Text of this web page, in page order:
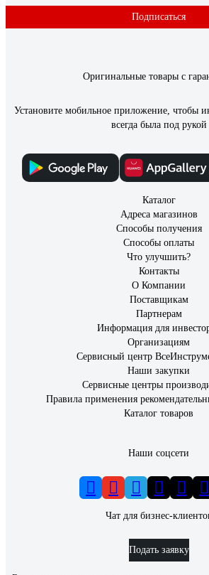
Подписаться
Оригинальные товары с
Установите мобильное приложение, чтобы
всегда была под рукой
Каталог
Адреса магазинов
Способы получения
Способы оплаты
Что улучшить?
Контакты
О Компании
Поставщикам
Партнерам
Информация для
Организациям
Сервисный центр
Наши закупки
Сервисные центры
Правила применения
Каталог товаров
Наши соцсети
Чат для бизнес-
Подать заявку